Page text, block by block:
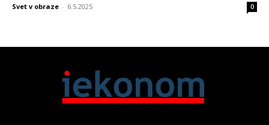
Svet v obraze - 6.5.2025 0